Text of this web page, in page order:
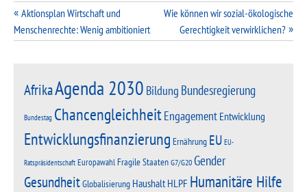
Beitragsnavigation
Aktionsplan Wirtschaft und
Menschenrechte: Wenig ambitioniert
Wie können wir sozial-ökologische
Gerechtigkeit verwirklichen?
AfrikaAgenda 2030 Bildung Bundesregierung
Bundestag ChancengleichheitEngagement Entwicklung
Entwicklungsfinanzierung Ernährung EU EU-
Ratspräsidentschaft EuropawahlFragile StaatenG7/G20Gender
GesundheitGlobalisierung HaushaltHLPF Humanitäre Hilfe